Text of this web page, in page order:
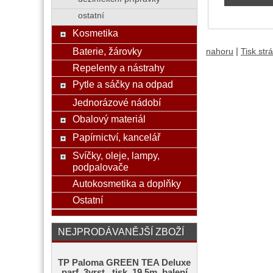
nahoru Tisk
ostatní
Kosmetika
Baterie, žárovky
Repelenty a nástrahy
Pytle a sáčky na odpad
Jednorázové nádobí
Obalový materiál
Papírnictví, kancelář
Svíčky, oleje, lampy,
podpalovače
Autokosmetika a doplňky
Ostatní
NEJPRODÁVANĚJŠÍ ZBOŽÍ
TP Paloma GREEN TEA Deluxe